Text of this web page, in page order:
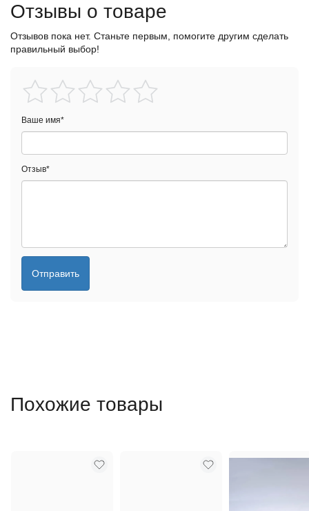
Отзывы о товаре
Отзывов пока нет. Станьте первым, помогите другим сделать
правильный выбор!
Ваше имя*
Отзыв*
Отправить
Похожие товары